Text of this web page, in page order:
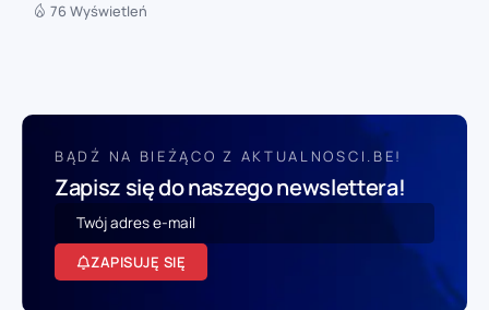
76 Wyświetleń
BĄDŹ NA BIEŻĄCO Z AKTUALNOSCI.BE!
Zapisz się do naszego newslettera!
ZAPISUJĘ SIĘ